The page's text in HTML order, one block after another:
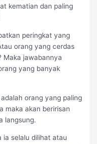
kematian dan paling
peringkat yang
orang yang cerdas
Maka jawabannya
yang banyak
orang yang paling
maka akan beririsan
langsung.
ia selalu dilihat atau